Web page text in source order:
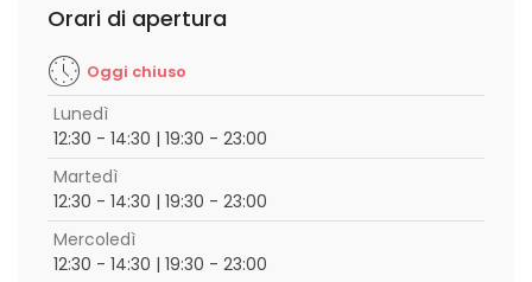
Orari di apertura
Oggi chiuso
Lunedì
12:30 - 14:30 | 19:30 - 23:00
Martedì
12:30 - 14:30 | 19:30 - 23:00
Mercoledì
12:30 - 14:30 | 19:30 - 23:00